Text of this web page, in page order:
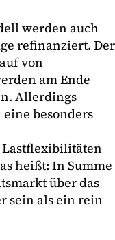
werden auch
refinanziert. Der
von
am Ende
Allerdings
besonders
Lastflexibilitäten
heißt: In Summe
über das
sein als ein rein